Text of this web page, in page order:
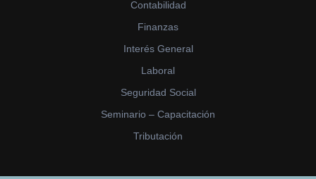
Contabilidad
Finanzas
Interés General
Laboral
Seguridad Social
Seminario – Capacitación
Tributación